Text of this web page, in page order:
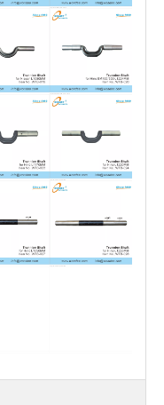
Заправочный резервуар, топливный бакер, топливный сплав с алюминиевым сплав